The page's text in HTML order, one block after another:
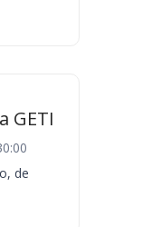
GETI
de